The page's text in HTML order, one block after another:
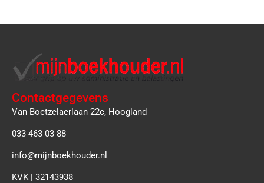
Contactgegevens
Van Boetzelaerlaan 22c, Hoogland
033 463 03 88
info@mijnboekhouder.nl
KVK | 32143938